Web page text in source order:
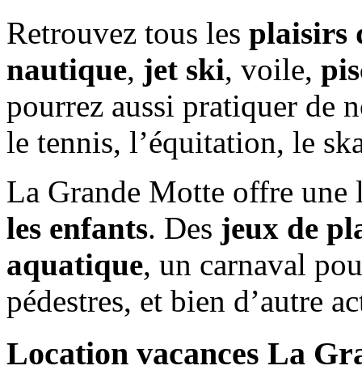
Retrouvez tous les plaisirs
nautique, jet ski, voile,
pourrez aussi pratiquer de
le tennis, l’équitation, le
La Grande Motte offre une
les enfants. Des jeux de
aquatique, un carnaval
pédestres, et bien d’autre
Location vacances La